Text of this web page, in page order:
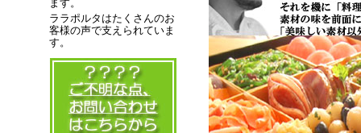
ます。
ララポルタはたくさんのお
客様の声で支えられていま
す。